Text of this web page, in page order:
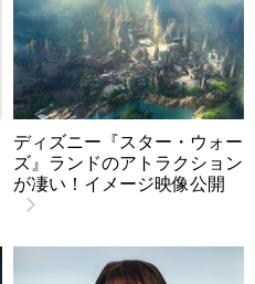
ディズニー『スター・ウォー
ズ』ランドのアトラクション
が凄い！イメージ映像公開